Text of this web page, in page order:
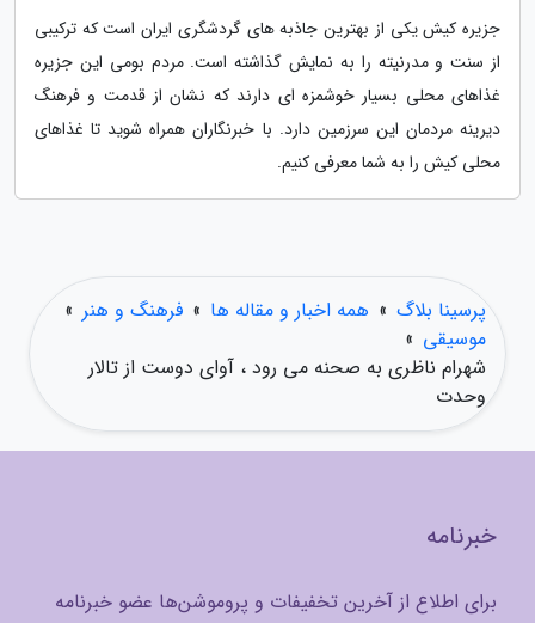
جزیره کیش یکی از بهترین جاذبه های گردشگری ایران است که ترکیبی
از سنت و مدرنیته را به نمایش گذاشته است. مردم بومی این جزیره
غذاهای محلی بسیار خوشمزه ای دارند که نشان از قدمت و فرهنگ
دیرینه مردمان این سرزمین دارد. با خبرنگاران همراه شوید تا غذاهای
محلی کیش را به شما معرفی کنیم.
پرسینا بلاگ » همه اخبار و مقاله ها » فرهنگ و هنر »
موسیقی »
شهرام ناظری به صحنه می رود ، آوای دوست از تالار
وحدت
خبرنامه
برای اطلاع از آخرین تخفیفات و پروموشن‌ها عضو خبرنامه